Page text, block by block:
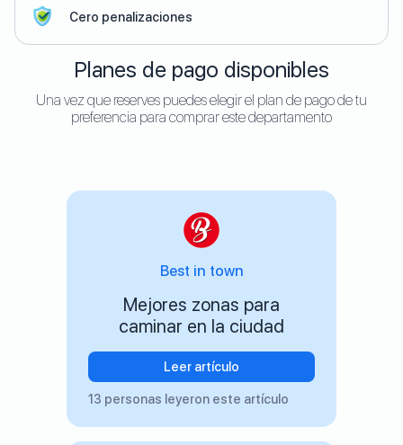
Cero penalizaciones
Planes de pago disponibles
Una vez que reserves puedes elegir el plan de pago de tu
preferencia para comprar este departamento
Best in town
Mejores zonas para
caminar en la ciudad
Leer artículo
13 personas leyeron este artículo